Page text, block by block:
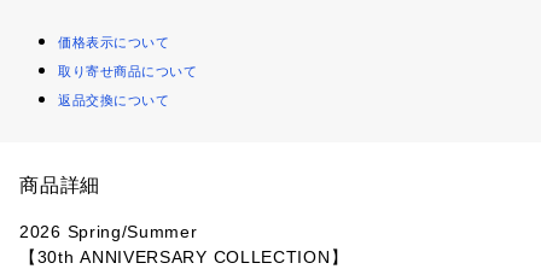
価格表示について
取り寄せ商品について
返品交換について
商品詳細
2026 Spring/Summer
【30th ANNIVERSARY COLLECTION】